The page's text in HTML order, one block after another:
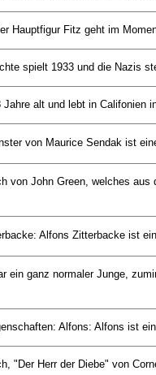
Hauptfigur Fitz geht im
spielt 1933 und die Nazis
Jahre alt und lebt in Califonien
von Maurice Sendak ist
von John Green, welches aus
Alfons Zitterbacke ist
ein ganz normaler Junge,
Alfons: Alfons ist
"Der Herr der Diebe" von